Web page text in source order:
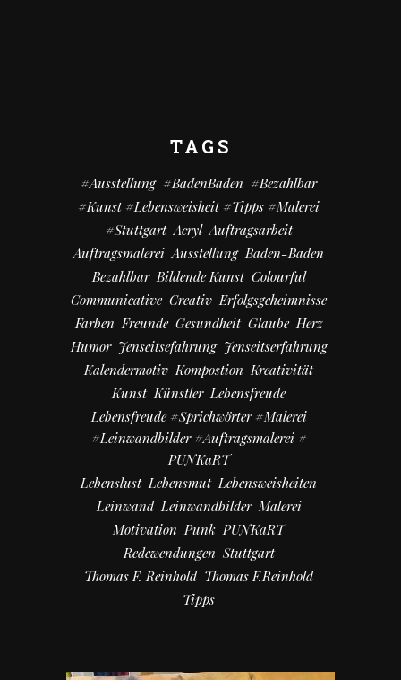
TAGS
#Ausstellung #BadenBaden #bezahlbar
#kunst #Lebensweisheit #Tipps #Malerei
#Stuttgart Acryl Auftragsarbeit
Auftragsmalerei Ausstellung Baden-Baden
Bezahlbar Bildende Kunst Colourful
Communicative Creativ Erfolgsgeheimnisse
Farben Freunde Gesundheit Glaube Herz
Humor Jenseitsefahrung Jenseitserfahrung
Kalendermotiv Kompostion Kreativität
Kunst Künstler Lebensfreude
Lebensfreude #Sprichwörter #Malerei
#Leinwandbilder #Auftragsmalerei #
PUNKaRT
Lebenslust Lebensmut Lebensweisheiten
Leinwand Leinwandbilder Malerei
Motivation Punk PUNKaRT
Redewendungen Stuttgart
Thomas F. Reinhold Thomas F.Reinhold
Tipps